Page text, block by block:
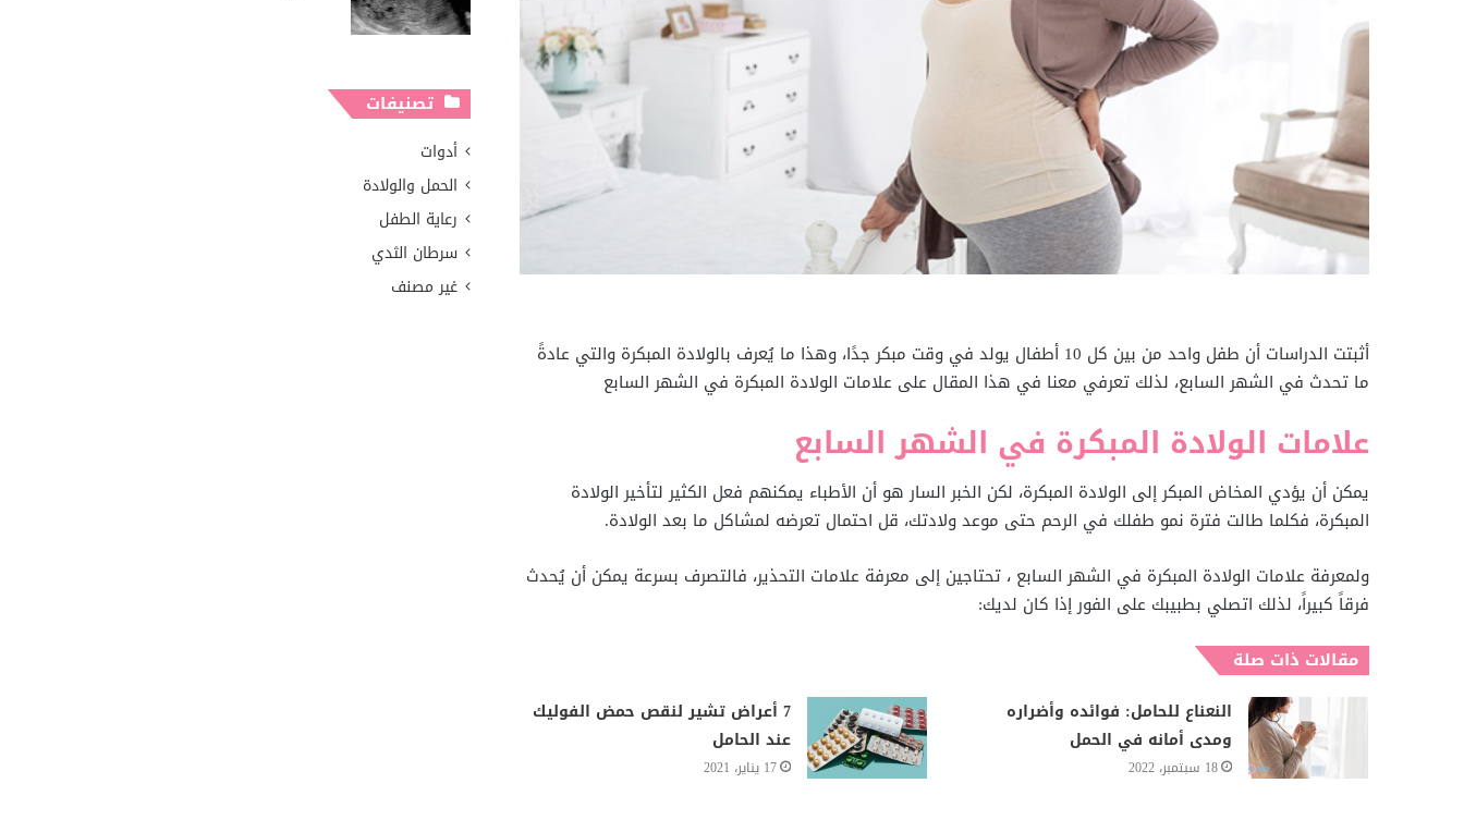
أثبتت الدراسات أن طفل واحد من بين كل 10 أطفال يولد في وقت مبكر جدًا، وهذا ما يُعرف بالولادة المبكرة والتي عادةً
ما تحدث في الشهر السابع، لذلك تعرفي معنا في هذا المقال على علامات الولادة المبكرة في الشهر السابع
علامات الولادة المبكرة في الشهر السابع
يمكن أن يؤدي المخاض المبكر إلى الولادة المبكرة، لكن الخبر السار هو أن الأطباء يمكنهم فعل الكثير لتأخير الولادة
المبكرة، فكلما طالت فترة نمو طفلك في الرحم حتى موعد ولادتك، قل احتمال تعرضه لمشاكل ما بعد الولادة.
ولمعرفة علامات الولادة المبكرة في الشهر السابع ، تحتاجين إلى معرفة علامات التحذير، فالتصرف بسرعة يمكن أن يُحدث
فرقاً كبيراً، لذلك اتصلي بطبيبك على الفور إذا كان لديك:
مقالات ذات صلة
النعناع للحامل: فوائده وأضراره
ومدى أمانه في الحمل
18 سبتمبر، 2022
7 أعراض تشير لنقص حمض الفوليك
عند الحامل
17 يناير، 2021
تصنيفات
أدوات
الحمل والولادة
رعاية الطفل
سرطان الثدي
غير مصنف